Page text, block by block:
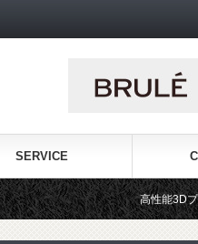
SERVICE
高性能3Dプリンターを販売する